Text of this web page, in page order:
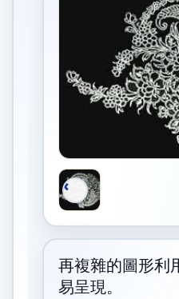
再複雜的圖形利
易呈現。